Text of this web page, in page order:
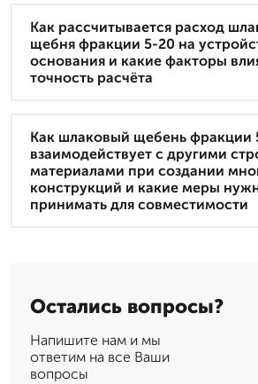
Как рассчитывается расход
щебня фракции 5-20 на
основания и какие факторы
точность расчёта
Как шлаковый щебень фракции
взаимодействует с другими
материалами при создании
конструкций и какие меры
принимать для совместимости
Остались вопросы?
Напишите нам и мы
ответим на все Ваши
вопросы